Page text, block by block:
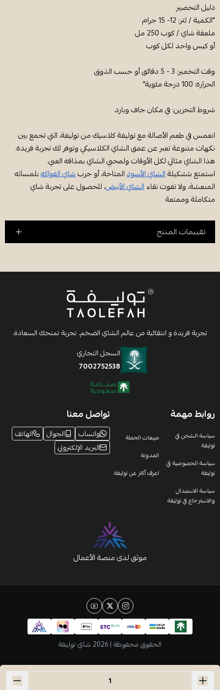
دليل التحضير
"الكمية / لتر: 12- 15 جرام
ملعقة شاي / كوب 250 مل
أو كيس واحد لكل كوب
وقت التخمير: 3 - 5 دقائق أو حسب الذوق
الحرارة: 100 درجة مئوية"
شروط التخزين: في مكان جاف وبارد
انغمس في طعم الأصالة مع توليفة كلاسيك من توليفة، التي تجمع بين
نكهات متنوعة تعبر عن عمق الشاي الكلاسيكي وتوفر لك تجربة فريدة.
هذا الشاي مثالي لكل الأوقات ولمحبي الشاي بمذاقه الغني.
استمتع بتشكيلةالشاي الأسودالمتاحة، أو جربشاي الفواكهبلمساته
المنعشة، ولا تفوت نقاءالشاي الأبيض، للحصول على تجربة شاي
متكاملة وممتعة
تقييمات المنتج
تجربة فريدة و انتقائية من عالم الشاي الضخم. تجربة تمنحك السعادة.
السجل التجاري
7002752538
روابط مهمة
سياسة الشحن في
توليفة
سياسة الخصوصية في
توليفة
سياسة الاستبدال
والاسترجاع في توليفة
مبيعات الجملة
المدونة
اعرف أكثر عن توليفة
تواصل معنا
واتساب الجوال
الهاتف
البريد الإلكتروني
موثق لدى منصة الأعمال
الحقوق محفوظة | 2026 شاي توليفة